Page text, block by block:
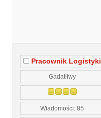
Pracownik Logistyki
Gadatliwy
Wiadomości: 85